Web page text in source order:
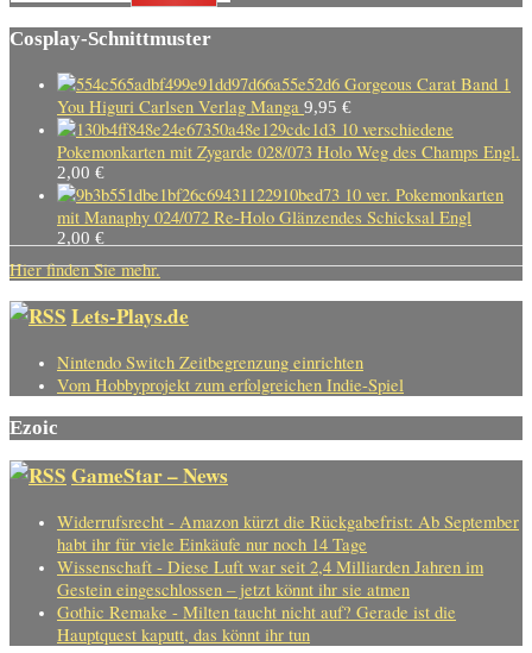
Cosplay-Schnittmuster
Gorgeous Carat Band 1
You Higuri Carlsen Verlag Manga 9,95 €
10 verschiedene
Pokemonkarten mit Zygarde 028/073 Holo Weg des Champs Engl.
2,00 €
10 ver. Pokemonkarten
mit Manaphy 024/072 Re-Holo Glänzendes Schicksal Engl
2,00 €
Hier finden Sie mehr.
Lets-Plays.de
Nintendo Switch Zeitbegrenzung einrichten
Vom Hobbyprojekt zum erfolgreichen Indie-Spiel
Ezoic
GameStar – News
Widerrufsrecht - Amazon kürzt die Rückgabefrist: Ab September
habt ihr für viele Einkäufe nur noch 14 Tage
Wissenschaft - Diese Luft war seit 2,4 Milliarden Jahren im
Gestein eingeschlossen – jetzt könnt ihr sie atmen
Gothic Remake - Milten taucht nicht auf? Gerade ist die
Hauptquest kaputt, das könnt ihr tun